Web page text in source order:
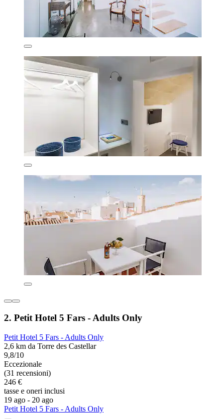
2. Petit Hotel 5 Fars - Adults Only
Petit Hotel 5 Fars - Adults Only
2,6 km da Torre des Castellar
9,8/10
Eccezionale
(31 recensioni)
246 €
tasse e oneri inclusi
19 ago - 20 ago
Petit Hotel 5 Fars - Adults Only